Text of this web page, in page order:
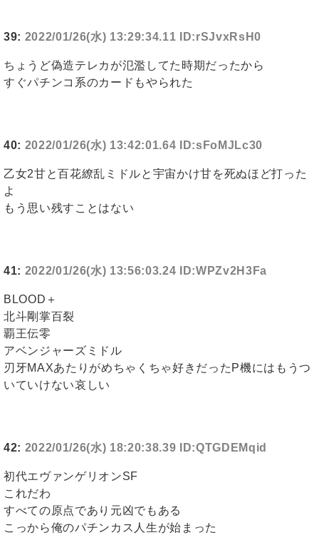
39: 2022/01/26(水) 13:29:34.11 ID:rSJvxRsH0
ちょうど偽造テレカが氾濫してた時期だったから
すぐパチンコ系のカードもやられた
40: 2022/01/26(水) 13:42:01.64 ID:sFoMJLc30
乙女2甘と百花繚乱ミドルと宇宙かけ甘を死ぬほど打った
よ
もう思い残すことはない
41: 2022/01/26(水) 13:56:03.24 ID:WPZv2H3Fa
BLOOD＋
北斗剛掌百裂
覇王伝零
アベンジャーズミドル
刃牙MAXあたりがめちゃくちゃ好きだったP機にはもうつ
いていけない哀しい
42: 2022/01/26(水) 18:20:38.39 ID:QTGDEMqid
初代エヴァンゲリオンSF
これだわ
すべての原点であり元凶でもある
こっから俺のパチンカス人生が始まった